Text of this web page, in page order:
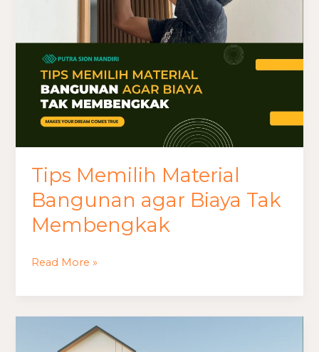
Tips Memilih Material
Bangunan agar Biaya Tak
Membengkak
Membengkak
Read More »
Menghitung